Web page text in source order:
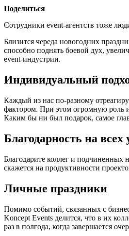
Поделиться
Сотрудники event-агентств тоже
Близится череда новогодних
способно поднять боевой дух,
event-индустрии.
Индивидуальный
Каждый из нас по-разному
фактором. При этом огромную роль
Каким бы ни был подарок, самое
Благодарность на всех
Благодарите коллег и подчиненных
скажется на продуктивности
Личные праздники
Помимо событий, связанных с
Koncept Events делится, что в их
раз в полгода, когда завершается